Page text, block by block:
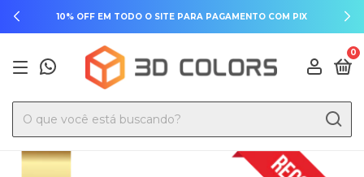
10% OFF EM TODO O SITE PARA PAGAMENTO COM PIX
0